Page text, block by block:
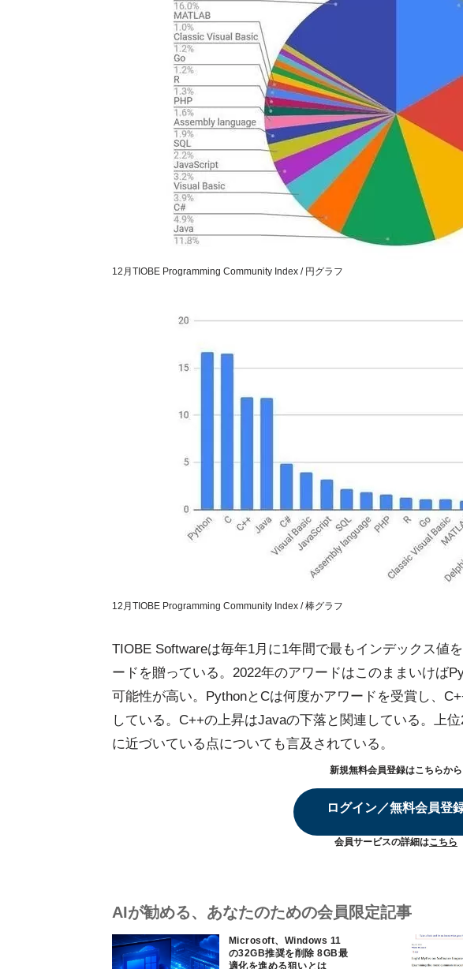
12月TIOBE Programming Community Index / 円グラフ
12月TIOBE Programming Community Index / 棒グラフ
TIOBE Softwareは毎年1月に1年間で最もインデックス値
ードを贈っている。2022年のアワードはこのままいけば
可能性が高い。PythonとCは何度かアワードを受賞し、
している。C++の上昇はJavaの下落と関連している。上
に近づいている点についても言及されている。
新規無料会員登録はこちらから
ログイン／無料会員登
会員サービスの詳細はこちら
AIが勧める、あなたのための会員限定記事
Microsoft、Windows 11
の32GB推奨を削除 8GB最
適化を進める狙いとは